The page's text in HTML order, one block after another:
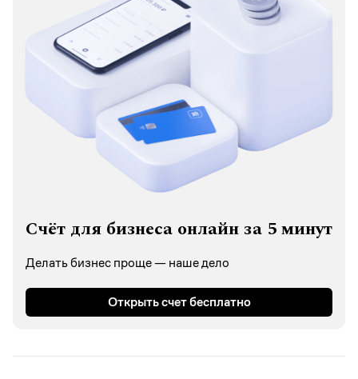
Счёт для бизнеса онлайн за 5 минут
Делать бизнес проще — наше дело
Открыть счет бесплатно